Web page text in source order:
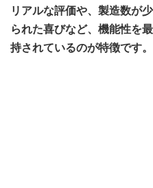
リアルな評価や、製造数が
られた喜びなど、機能性を
持されているのが特徴です。